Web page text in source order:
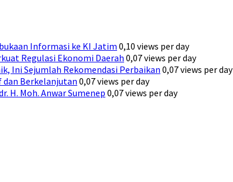
Informasi ke KI Jatim 0,10 views per day
Regulasi Ekonomi Daerah 0,07 views per day
Ini Sejumlah Rekomendasi Perbaikan 0,07 views per day
dan Berkelanjutan 0,07 views per day
H. Moh. Anwar Sumenep 0,07 views per day